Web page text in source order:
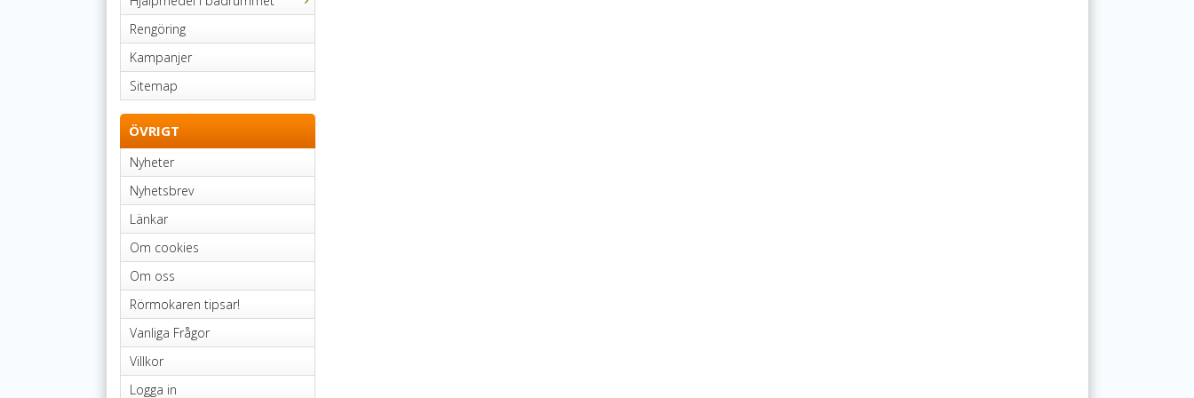
Rengöring
Kampanjer
Sitemap
ÖVRIGT
Nyheter
Nyhetsbrev
Länkar
Om cookies
Om oss
Rörmokaren tipsar!
Vanliga Frågor
Villkor
Logga in